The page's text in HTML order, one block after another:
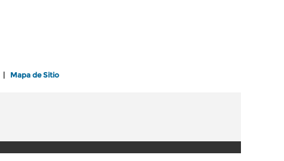
Mapa de Sitio